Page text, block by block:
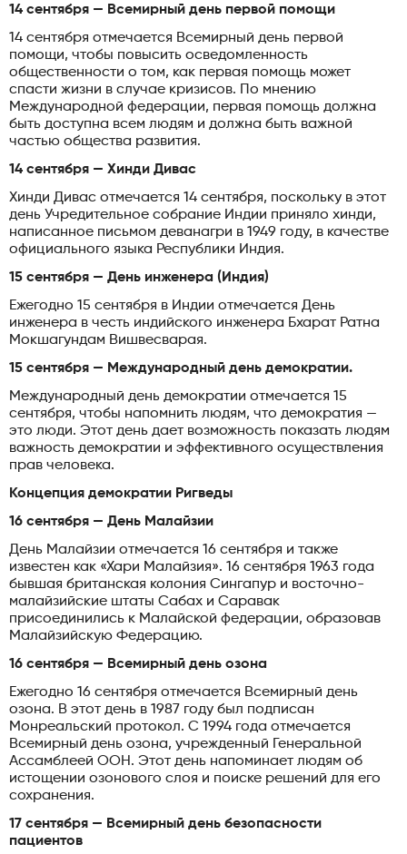
14 сентября — Всемирный день первой помощи
14 сентября отмечается Всемирный день первой
помощи, чтобы повысить осведомленность
общественности о том, как первая помощь может
спасти жизни в случае кризисов. По мнению
Международной федерации, первая помощь должна
быть доступна всем людям и должна быть важной
частью общества развития.
14 сентября — Хинди Дивас
Хинди Дивас отмечается 14 сентября, поскольку в этот
день Учредительное собрание Индии приняло хинди,
написанное письмом деванагри в 1949 году, в качестве
официального языка Республики Индия.
15 сентября — День инженера (Индия)
Ежегодно 15 сентября в Индии отмечается День
инженера в честь индийского инженера Бхарат Ратна
Мокшагундам Вишвесварая.
15 сентября — Международный день демократии.
Международный день демократии отмечается 15
сентября, чтобы напомнить людям, что демократия —
это люди. Этот день дает возможность показать людям
важность демократии и эффективного осуществления
прав человека.
Концепция демократии Ригведы
16 сентября — День Малайзии
День Малайзии отмечается 16 сентября и также
известен как «Хари Малайзия». 16 сентября 1963 года
бывшая британская колония Сингапур и восточно-
малайзийские штаты Сабах и Саравак
присоединились к Малайской федерации, образовав
Малайзийскую Федерацию.
16 сентября — Всемирный день озона
Ежегодно 16 сентября отмечается Всемирный день
озона. В этот день в 1987 году был подписан
Монреальский протокол. С 1994 года отмечается
Всемирный день озона, учрежденный Генеральной
Ассамблеей ООН. Этот день напоминает людям об
истощении озонового слоя и поиске решений для его
сохранения.
17 сентября — Всемирный день безопасности
пациентов